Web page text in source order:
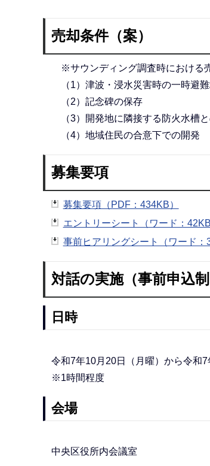
売却条件（案）
※サウンディング調査時における
（1）津波・浸水災害時の一時避
（2）記念碑の保存
（3）開発地に隣接する防火水槽
（4）地域住民の合意下での開発
募集要項
募集要項（PDF：434KB）
エントリーシート（ワード：42KB
事前ヒアリングシート（ワード：
対話の実施（事前申込制
日時
令和7年10月20日（月曜）から令和7
※1時間程度
会場
中央区役所内会議室